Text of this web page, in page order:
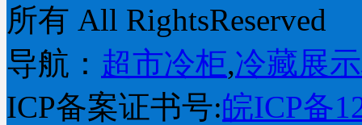
所有 All RightsReserved
导航： 超市冷柜,冷藏展
ICP备案证书号:皖ICP备